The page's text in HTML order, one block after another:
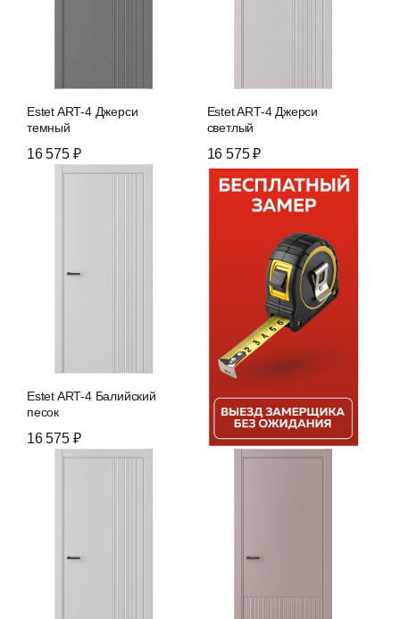
Estet ART-4 Джерси
темный
16 575 ₽
Estet ART-4 Джерси
светлый
16 575 ₽
Estet ART-4 Балийский
песок
16 575 ₽